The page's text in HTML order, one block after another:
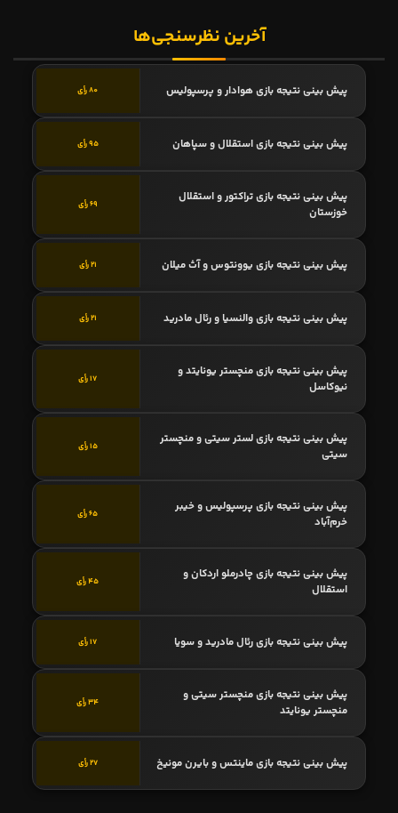
آخرین نظرسنجی‌ها
پیش بینی نتیجه بازی هوادار و پرسپولیس 80 رأی
پیش بینی نتیجه بازی استقلال و سپاهان 95 رأی
پیش بینی نتیجه بازی تراکتور و استقلال
خوزستان
69 رأی
پیش بینی نتیجه بازی یوونتوس و آث میلان 21 رأی
پیش بینی نتیجه بازی والنسیا و رئال مادرید 21 رأی
پیش بینی نتیجه بازی منچستر یونایتد و
نیوکاسل
17 رأی
پیش بینی نتیجه بازی لستر سیتی و منچستر
سیتی
15 رأی
پیش بینی نتیجه بازی پرسپولیس و خیبر
خرم‌آباد
65 رأی
پیش بینی نتیجه بازی چادرملو اردکان و
استقلال
45 رأی
پیش بینی نتیجه بازی رئال مادرید و سویا 17 رأی
پیش بینی نتیجه بازی منچستر سیتی و
منچستر یونایتد
34 رأی
پیش بینی نتیجه بازی ماینتس و بایرن مونیخ 27 رأی